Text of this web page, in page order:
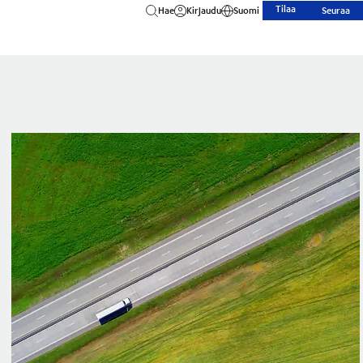
Hae Kirjaudu Suomi Tilaa Seuraa